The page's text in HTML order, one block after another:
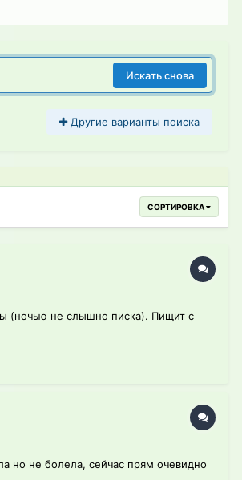
Искать снова
Другие варианты поиска
СОРТИРОВКА
(ночью не слышно писка). Пищит с
но не болела, сейчас прям очевидно